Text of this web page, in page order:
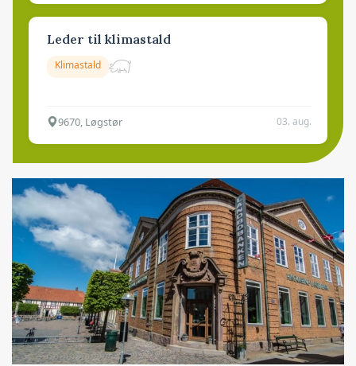
Leder til klimastald
Klimastald
9670, Løgstør 03. aug.